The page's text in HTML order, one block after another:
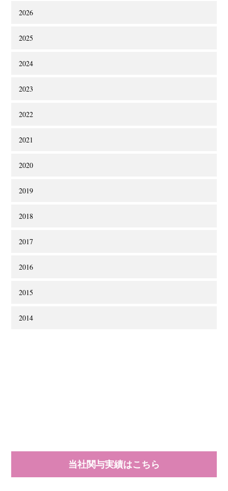
2026
2025
2024
2023
2022
2021
2020
2019
2018
2017
2016
2015
2014
当社関与実績はこちら